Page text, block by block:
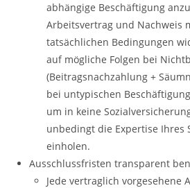
abhängige Beschäftigung
Arbeitsvertrag und Nachweis
tatsächlichen Bedingungen
auf mögliche Folgen bei
(Beitragsnachzahlung +
bei untypischen
um in keine
unbedingt die Expertise Ihres
einholen.
Ausschlussfristen transparent
Jede vertraglich vorgesehene